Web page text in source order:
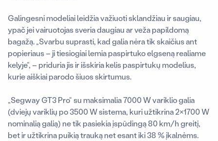
Galingesni modeliai leidžia važiuoti sklandžiau ir saugiau,
ypač jei vairuotojas sveria daugiau ar veža papildomą
bagažą. „Svarbu suprasti, kad galia nėra tik skaičius ant
popieriaus – ji tiesiogiai lemia paspirtuko elgseną realiame
kelyje“, – priduria jis ir išskiria kelis paspirtukų modelius,
kurie aiškiai parodo šiuos skirtumus.
„Segway GT3 Pro“ su maksimalia7000 W variklio galia
(dviejų variklių po 3500 W sistema, kuri užtikrina 2×1700 W
nominalią galią) ne tik pasiekia įspūdingą 80 km/h greitį,
bet ir užtikrina puikią trauką net esant iki 38 % įkalnėms.